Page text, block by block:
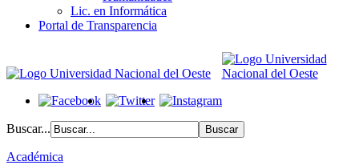
Lic. en Informática
Portal de Transparencia
Buscar...
Académica